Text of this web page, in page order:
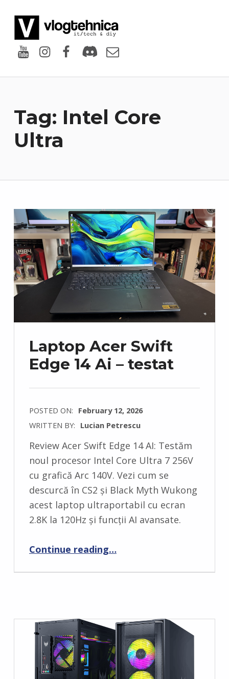
YoutubeInstagram
Facebook
DiscordEmail
Tag: Intel Core
Ultra
Laptop Acer Swift
Edge 14 Ai – testat
POSTED ON: February 12, 2026
WRITTEN BY: Lucian Petrescu
C
M
N
S
0
Review Acer Swift Edge 14 AI: Testăm
noul procesor Intel Core Ultra 7 256V
cu grafică Arc 140V. Vezi cum se
descurcă în CS2 și Black Myth Wukong
acest laptop ultraportabil cu ecran
2.8K la 120Hz și funcții AI avansate.
Continue reading“Laptop Acer Swift Edge 14 Ai – testat”
…